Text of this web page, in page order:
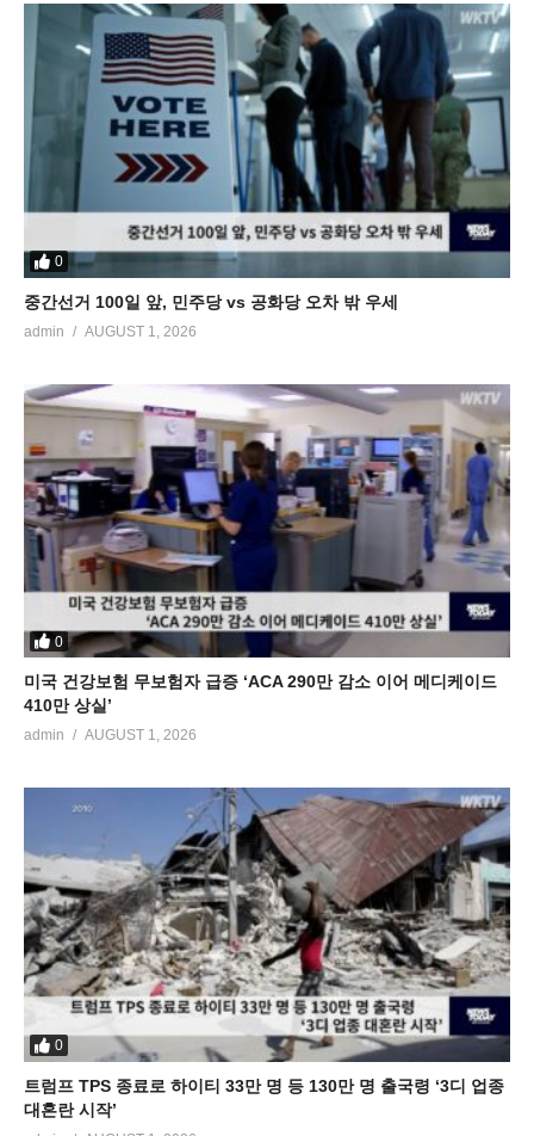
0
중간선거 100일 앞, 민주당 vs 공화당 오차 밖 우세
admin AUGUST 1, 2026
0
미국 건강보험 무보험자 급증 ‘ACA 290만 감소 이어 메디케이드
410만 상실’
admin AUGUST 1, 2026
0
트럼프 TPS 종료로 하이티 33만 명 등 130만 명 출국령 ‘3디 업종
대혼란 시작’